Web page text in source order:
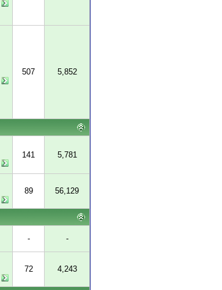
507 5,852
141 5,781
89 56,129
- -
72 4,243